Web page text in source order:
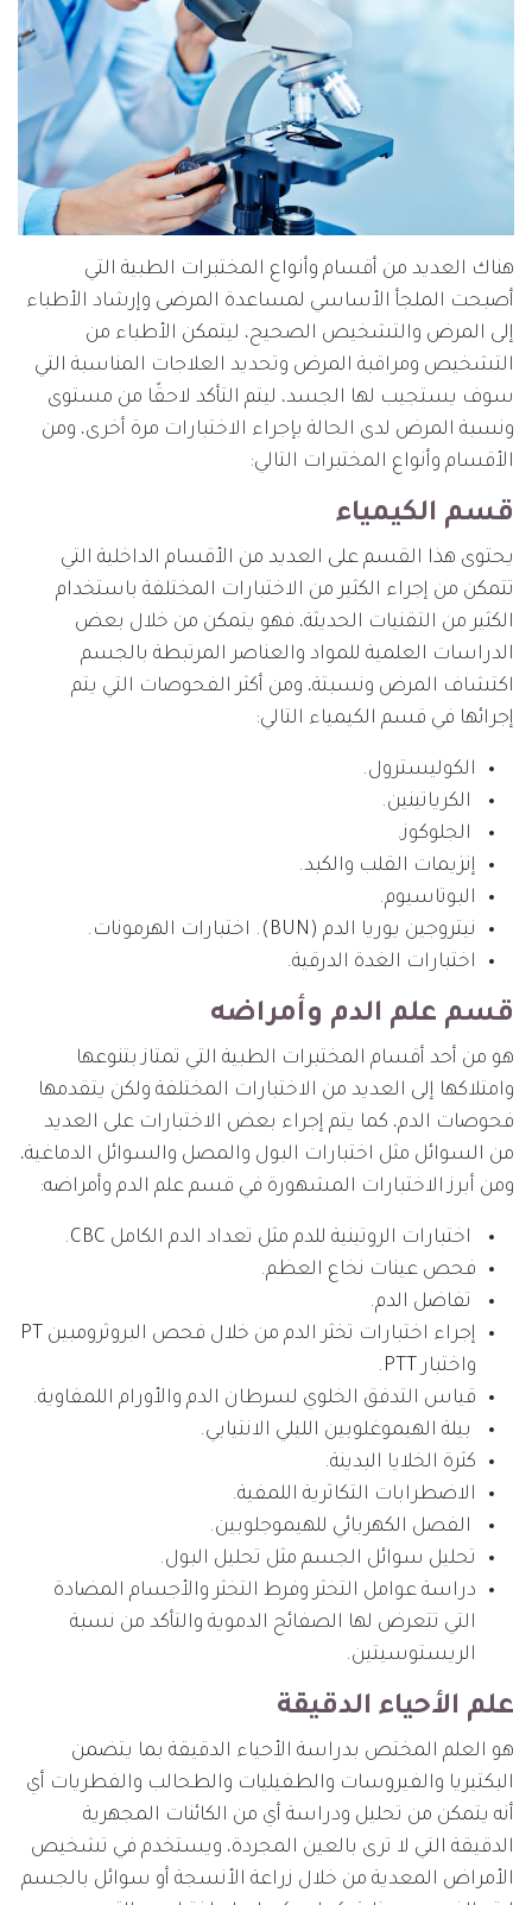
هناك العديد من أقسام وأنواع المختبرات الطبية التي
أصبحت الملجأ الأساسي لمساعدة المرضى وإرشاد الأطباء
إلى المرض والتشخيص الصحيح، ليتمكن الأطباء من
التشخيص ومراقبة المرض وتحديد العلاجات المناسبة التي
سوف يستجيب لها الجسد، ليتم التأكد لاحقًا من مستوى
ونسبة المرض لدى الحالة بإجراء الاختبارات مرة أخرى، ومن
الأقسام وأنواع المختبرات التالي:
قسم الكيمياء
يحتوى هذا القسم على العديد من الأقسام الداخلية التي
تتمكن من إجراء الكثير من الاختبارات المختلفة باستخدام
الكثير من التقنيات الحديثة، فهو يتمكن من خلال بعض
الدراسات العلمية للمواد والعناصر المرتبطة بالجسم
اكتشاف المرض ونسبتة، ومن أكثر الفحوصات التي يتم
إجرائها في قسم الكيمياء التالي:
الكوليسترول.
الكرياتينين.
الجلوكوز.
إنزيمات القلب والكبد.
البوتاسيوم.
نيتروجين يوريا الدم (BUN). اختبارات الهرمونات.
اختبارات الغدة الدرقية.
قسم علم الدم وأمراضه
هو من أحد أقسام المختبرات الطبية التي تمتاز بتنوعها
وامتلاكها إلى العديد من الاختبارات المختلفة ولكن يتقدمها
فحوصات الدم، كما يتم إجراء بعض الاختبارات على العديد
من السوائل مثل اختبارات البول والمصل والسوائل الدماغية،
ومن أبرز الاختبارات المشهورة في قسم علم الدم وأمراضه:
اختبارات الروتينية للدم مثل تعداد الدم الكامل CBC.
فحص عينات نخاع العظم.
تفاضل الدم.
إجراء اختبارات تخثر الدم من خلال فحص البروثرومبين PT
واختبار PTT.
قياس التدفق الخلوي لسرطان الدم والأورام اللمفاوية.
بيلة الهيموغلوبين الليلي الانتيابي.
كثرة الخلايا البدينة.
الاضطرابات التكاثرية اللمفية.
الفصل الكهربائي للهيموجلوبين.
تحليل سوائل الجسم مثل تحليل البول.
دراسة عوامل التخثر وفرط التخثر والأجسام المضادة
التي تتعرض لها الصفائح الدموية والتأكد من نسبة
الريستوسيتين.
علم الأحياء الدقيقة
هو العلم المختص بدراسة الأحياء الدقيقة بما يتضمن
البكتيريا والفيروسات والطفيليات والطحالب والفطريات أي
أنه يتمكن من تحليل ودراسة أي من الكائنات المجهرية
الدقيقة التي لا ترى بالعين المجردة، ويستخدم في تشخيص
الأمراض المعدية من خلال زراعة الأنسجة أو سوائل بالجسم